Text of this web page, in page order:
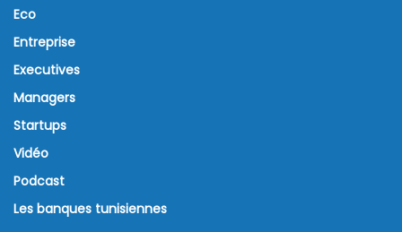
Eco
Entreprise
Executives
Managers
Startups
Vidéo
Podcast
Les banques tunisiennes